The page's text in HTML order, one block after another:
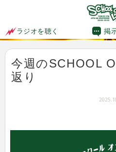
ラジオを聴く 掲
今週のSCHOOL
返り